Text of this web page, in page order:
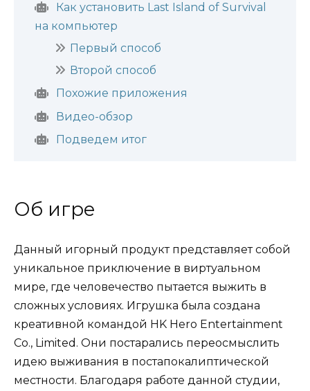
Как установить Last Island of Survival
на компьютер
Первый способ
Второй способ
Похожие приложения
Видео-обзор
Подведем итог
Об игре
Данный игорный продукт представляет собой
уникальное приключение в виртуальном
мире, где человечество пытается выжить в
сложных условиях. Игрушка была создана
креативной командой HK Hero Entertainment
Co., Limited. Они постарались переосмыслить
идею выживания в постапокалиптической
местности. Благодаря работе данной студии,